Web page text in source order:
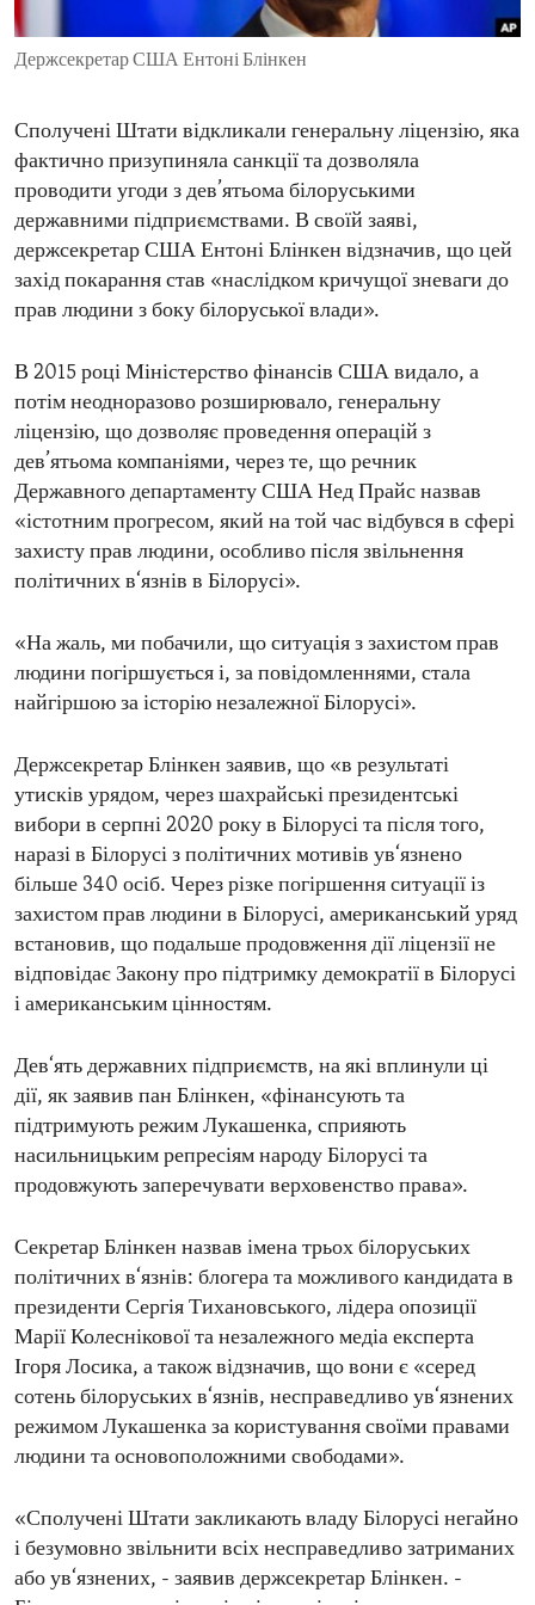
ENVIRONMENT AND HEALTH
IDEALS AND INSTITUTIONS
Держсекретар США Ентоні Блінкен
Сполучені Штати відкликали генеральну ліцензію, яка
фактично призупиняла санкції та дозволяла
проводити угоди з дев’ятьома білоруськими
державними підприємствами. В своїй заяві,
держсекретар США Ентоні Блінкен відзначив, що цей
захід покарання став «наслідком кричущої зневаги до
прав людини з боку білоруської влади».
В 2015 році Міністерство фінансів США видало, а
потім неодноразово розширювало, генеральну
ліцензію, що дозволяє проведення операцій з
дев’ятьома компаніями, через те, що речник
Державного департаменту США Нед Прайс назвав
«істотним прогресом, який на той час відбувся в сфері
захисту прав людини, особливо після звільнення
політичних в‘язнів в Білорусі».
«На жаль, ми побачили, що ситуація з захистом прав
людини погіршується і, за повідомленнями, стала
найгіршою за історію незалежної Білорусі».
Держсекретар Блінкен заявив, що «в результаті
утисків урядом, через шахрайські президентські
вибори в серпні 2020 року в Білорусі та після того,
наразі в Білорусі з політичних мотивів ув‘язнено
більше 340 осіб. Через різке погіршення ситуації із
захистом прав людини в Білорусі, американський уряд
встановив, що подальше продовження дії ліцензії не
відповідає Закону про підтримку демократії в Білорусі
і американським цінностям.
Дев‘ять державних підприємств, на які вплинули ці
дії, як заявив пан Блінкен, «фінансують та
підтримують режим Лукашенка, сприяють
насильницьким репресіям народу Білорусі та
продовжують заперечувати верховенство права».
Секретар Блінкен назвав імена трьох білоруських
політичних в‘язнів: блогера та можливого кандидата в
президенти Сергія Тихановського, лідера опозиції
Марії Колеснікової та незалежного медіа експерта
Ігоря Лосика, а також відзначив, що вони є «серед
сотень білоруських в‘язнів, несправедливо ув‘язнених
режимом Лукашенка за користування своїми правами
людини та основоположними свободами».
«Сполучені Штати закликають владу Білорусі негайно
і безумовно звільнити всіх несправедливо затриманих
або ув‘язнених, - заявив держсекретар Блінкен. -